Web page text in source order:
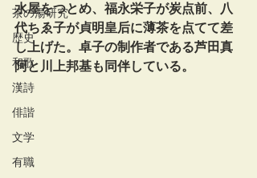
茶の湯研究
歴史
和歌
漢詩
俳諧
文学
有職
水屋をつとめ、福永栄子が炭点前、八
代ちゑ子が貞明皇后に薄茶を点てて差
し上げた。卓子の制作者である芦田真
阿と川上邦基も同伴している。